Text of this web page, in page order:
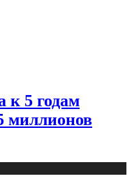
к 5 годам
миллионов